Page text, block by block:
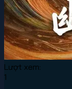
Lượt xem:
1